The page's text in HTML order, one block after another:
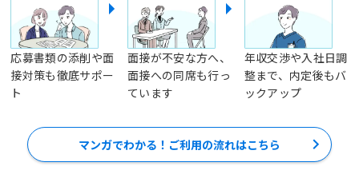
応募書類の添削や面
接対策も徹底サポー
ト
面接が不安な方へ、
面接への同席も行っ
ています
年収交渉や入社日調
整まで、内定後もバ
ックアップ
マンガでわかる！ご利用の流れはこちら